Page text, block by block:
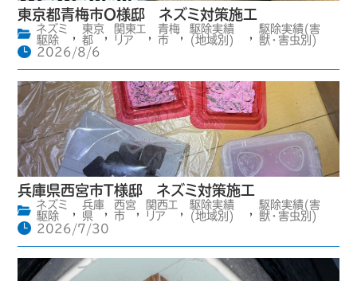
東京都青梅市O様邸 ネズミ対策施工
ネズミ
駆除
東京
都
関東エ
リア
青梅
市
駆除実績
(地域別)
駆除実績(害
獣・害虫別)
2026/8/6
兵庫県西宮市T様邸 ネズミ対策施工
ネズミ
駆除
,
兵庫
県
,
西宮
市
,
関西エ
リア
,
駆除実績
(地域別)
,
駆除実績(害
獣・害虫別)
2026/7/30